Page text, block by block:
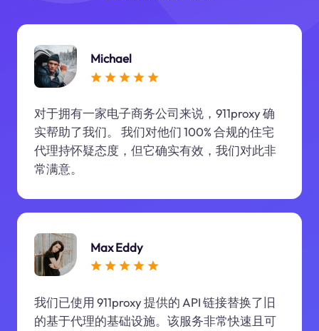
Michael
对于拥有一家电子商务公司来说，911proxy 确
实帮助了我们。 我们对他们 100% 合规的住宅
代理持怀疑态度，但它确实有效，我们对此非
常满意。
Max Eddy
我们已使用 911proxy 提供的 API 链接替换了旧
的基于代理的基础设施。该服务非常快速且可